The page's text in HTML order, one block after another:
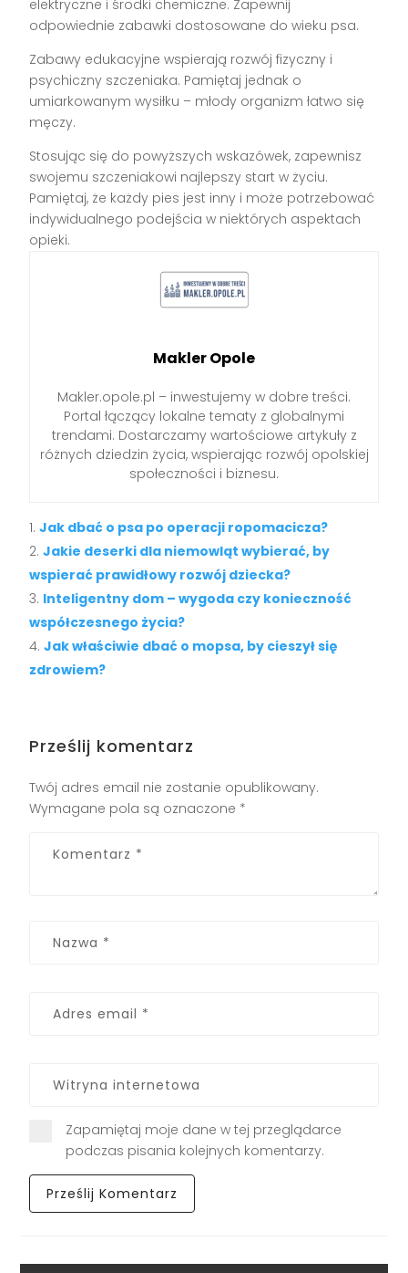
elektryczne i środki chemiczne. Zapewnij
odpowiednie zabawki dostosowane do wieku psa.
Zabawy edukacyjne wspierają rozwój fizyczny i
psychiczny szczeniaka. Pamiętaj jednak o
umiarkowanym wysiłku – młody organizm łatwo się
męczy.
Stosując się do powyższych wskazówek, zapewnisz
swojemu szczeniakowi najlepszy start w życiu.
Pamiętaj, że każdy pies jest inny i może potrzebować
indywidualnego podejścia w niektórych aspektach
opieki.
Makler Opole
Makler.opole.pl – inwestujemy w dobre treści.
Portal łączący lokalne tematy z globalnymi
trendami. Dostarczamy wartościowe artykuły z
różnych dziedzin życia, wspierając rozwój opolskiej
społeczności i biznesu.
Jak dbać o psa po operacji ropomacicza?
Jakie deserki dla niemowląt wybierać, by
wspierać prawidłowy rozwój dziecka?
Inteligentny dom – wygoda czy konieczność
współczesnego życia?
Jak właściwie dbać o mopsa, by cieszył się
zdrowiem?
Prześlij komentarz
Twój adres email nie zostanie opublikowany.
Wymagane pola są oznaczone *
Zapamiętaj moje dane w tej przeglądarce
podczas pisania kolejnych komentarzy.